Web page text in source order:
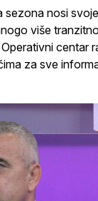
sezona nosi
više
centar
za sve